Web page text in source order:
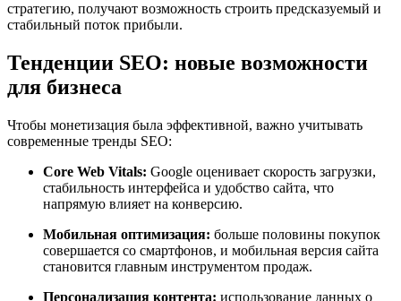
стратегию, получают возможность строить предсказуемый и
стабильный поток прибыли.
Тенденции SEO: новые возможности
для бизнеса
Чтобы монетизация была эффективной, важно учитывать
современные тренды SEO:
Core Web Vitals: Google оценивает скорость загрузки,
стабильность интерфейса и удобство сайта, что
напрямую влияет на конверсию.
Мобильная оптимизация: больше половины покупок
совершается со смартфонов, и мобильная версия сайта
становится главным инструментом продаж.
Персонализация контента: использование данных о